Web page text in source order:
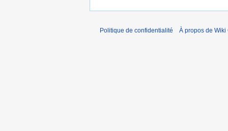
Politique de confidentialité À propos de Wiki